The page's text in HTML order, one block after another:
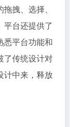
拽、选择、
平台还提供了
悉平台功能和
了传统设计对
计中来，释放